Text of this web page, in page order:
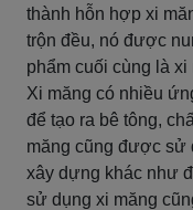
thành hỗn hợp xi
trộn đều, nó được
phẩm cuối cùng là xi
Xi măng có nhiều
để tạo ra bê tông,
măng cũng được sử
xây dựng khác như
sử dụng xi măng